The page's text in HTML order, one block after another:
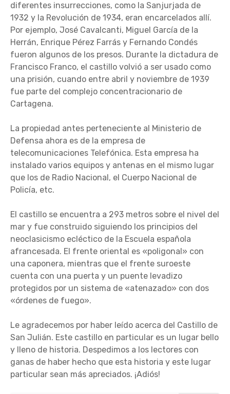
diferentes insurrecciones, como la Sanjurjada de
1932 y la Revolución de 1934, eran encarcelados allí.
Por ejemplo, José Cavalcanti, Miguel García de la
Herrán, Enrique Pérez Farrás y Fernando Condés
fueron algunos de los presos. Durante la dictadura de
Francisco Franco, el castillo volvió a ser usado como
una prisión, cuando entre abril y noviembre de 1939
fue parte del complejo concentracionario de
Cartagena.
La propiedad antes perteneciente al Ministerio de
Defensa ahora es de la empresa de
telecomunicaciones Telefónica. Esta empresa ha
instalado varios equipos y antenas en el mismo lugar
que los de Radio Nacional, el Cuerpo Nacional de
Policía, etc.
El castillo se encuentra a 293 metros sobre el nivel del
mar y fue construido siguiendo los principios del
neoclasicismo ecléctico de la Escuela española
afrancesada. El frente oriental es «poligonal» con
una caponera, mientras que el frente suroeste
cuenta con una puerta y un puente levadizo
protegidos por un sistema de «atenazado» con dos
«órdenes de fuego».
Le agradecemos por haber leído acerca del Castillo de
San Julián. Este castillo en particular es un lugar bello
y lleno de historia. Despedimos a los lectores con
ganas de haber hecho que esta historia y este lugar
particular sean más apreciados. ¡Adiós!